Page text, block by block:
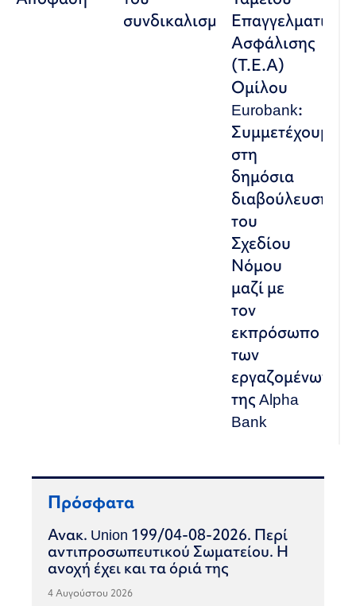
συνδικαλισμούΕπαγγελματικής
Ασφάλισης
(Τ.Ε.Α)
Ομίλου
Eurobank:
Συμμετέχουμε
στη
δημόσια
διαβούλευση
του
Σχεδίου
Νόμου
μαζί με
τον
εκπρόσωπο
των
εργαζομένων
της Alpha
Bank
Πρόσφατα
Ανακ. Union 199/04-08-2026. Περί
αντιπροσωπευτικού Σωματείου. Η
ανοχή έχει και τα όριά της
4 Αυγούστου 2026